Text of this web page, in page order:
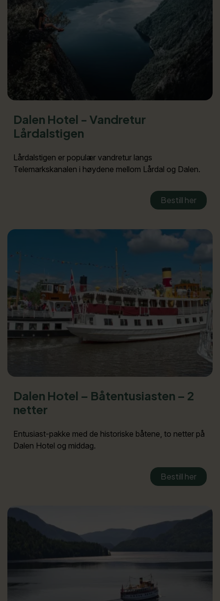
Dalen Hotel - Vandretur
Lårdalstigen
Lårdalstigen er populær vandretur langs
Telemarkskanalen i høydene mellom Lårdal og Dalen.
Bestill her
Dalen Hotel – Båtentusiasten – 2
netter
Entusiast-pakke med de historiske båtene, to netter på
Dalen Hotel og middag.
Bestill her